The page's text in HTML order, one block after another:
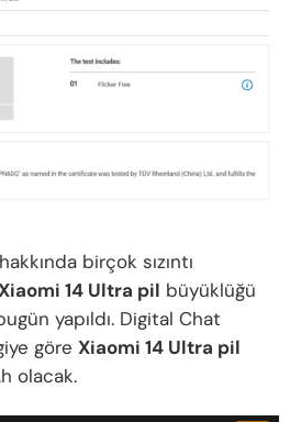
hakkında birçok sızıntı
14 Ultra pil büyüklüğü
yapıldı. Digital Chat
göre Xiaomi 14 Ultra pil
olacak.